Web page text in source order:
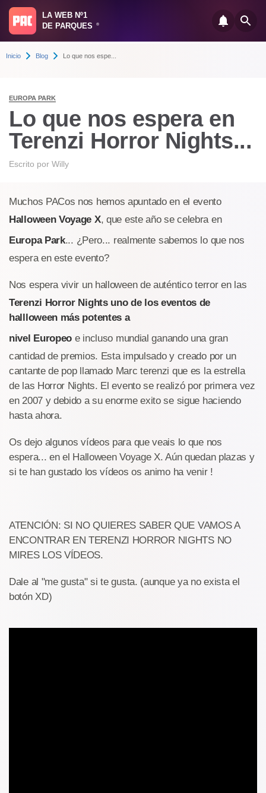
LA WEB Nº1
DE PARQUES
®
Inicio Blog Lo que nos espe...
EUROPA PARK
Lo que nos espera en
Terenzi Horror Nights...
Escrito por Willy
Muchos PACos nos hemos apuntado en el evento
Halloween Voyage X, que este año se celebra en
Europa Park... ¿Pero... realmente sabemos lo que nos
espera en este evento?
Nos espera vivir un halloween de auténtico terror en las
Terenzi Horror Nights uno de los eventos de
hallloween más potentes a
nivel Europeo e incluso mundial ganando una gran
cantidad de premios. Esta impulsado y creado por un
cantante de pop llamado Marc terenzi que es la estrella
de las Horror Nights. El evento se realizó por primera vez
en 2007 y debido a su enorme exito se sigue haciendo
hasta ahora.
Os dejo algunos vídeos para que veais lo que nos
espera... en el Halloween Voyage X. Aún quedan plazas y
si te han gustado los vídeos os animo ha venir !
ATENCIÓN: SI NO QUIERES SABER QUE VAMOS A
ENCONTRAR EN TERENZI HORROR NIGHTS NO
MIRES LOS VÍDEOS.
Dale al "me gusta" si te gusta. (aunque ya no exista el
botón XD)